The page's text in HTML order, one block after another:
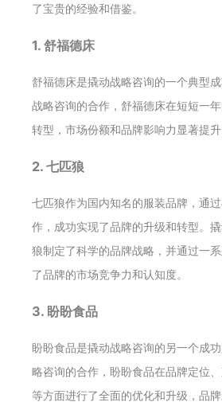
了宝贵的经验和借鉴。
1. 舒福德床
舒福德床是撬动战略咨询的一个典型
战略咨询的合作，舒福德床在短短一
转型，市场份额和品牌影响力显著提升
2. 七匹狼
七匹狼作为国内知名的服装品牌，通
作，成功实现了品牌的升级和转型。
狼制定了科学的品牌战略，并通过一
了品牌的市场竞争力和认知度。
3. 盼盼食品
盼盼食品是撬动战略咨询的另一个成
略咨询的合作，盼盼食品在品牌定位
等方面进行了全面的优化和升级，品